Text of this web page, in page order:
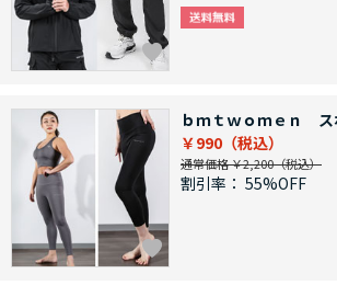
ｂｍｔｗｏｍｅｎ ス
￥990
通常価格 ￥2,200
割引率： 55%OFF